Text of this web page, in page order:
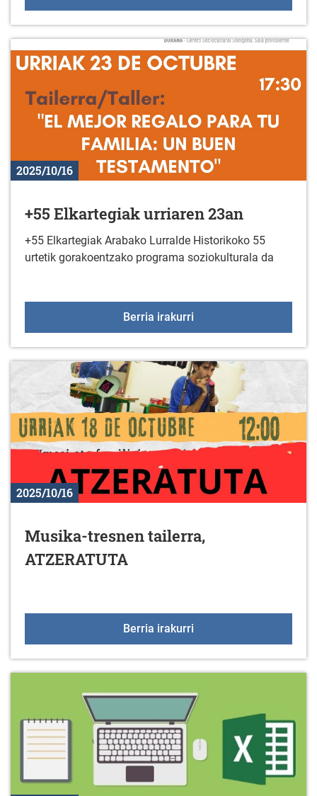
2025/10/16
+55 Elkartegiak urriaren 23an
+55 Elkartegiak Arabako Lurralde Historikoko 55
urtetik gorakoentzako programa soziokulturala da
Berria irakurri
2025/10/16
Musika-tresnen tailerra,
ATZERATUTA
Berria irakurri